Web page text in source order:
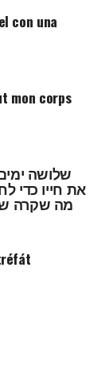
con una
mon corps
שלושה
את חייו כדי
מה שקרה